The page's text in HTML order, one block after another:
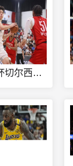
2022年世俱杯切尔西免费直播